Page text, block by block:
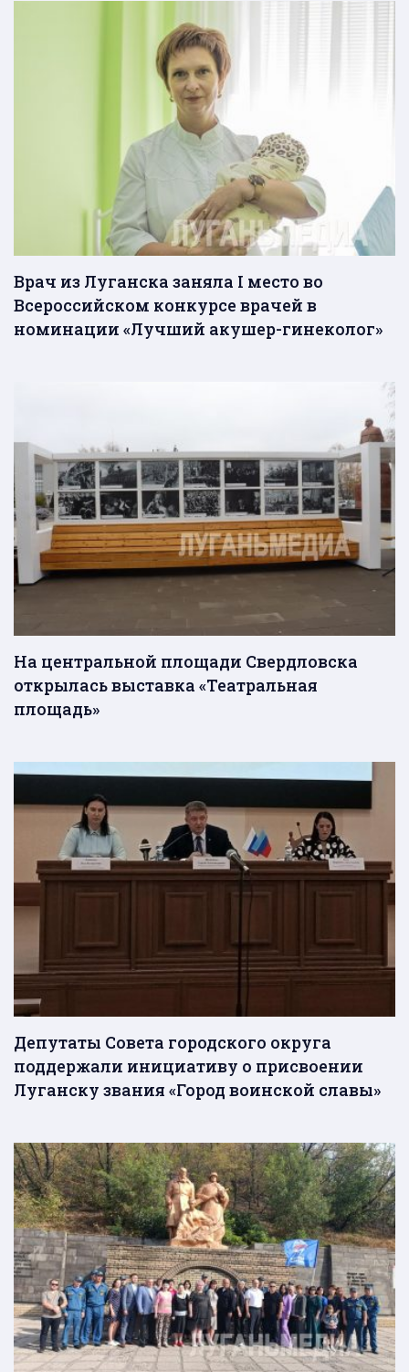
Врач из Луганска заняла I место во
Всероссийском конкурсе врачей в
номинации «Лучший акушер-гинеколог»
На центральной площади Свердловска
открылась выставка «Театральная
площадь»
Депутаты Совета городского округа
поддержали инициативу о присвоении
Луганску звания «Город воинской славы»